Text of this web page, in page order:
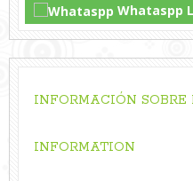
Whataspp
INFORMACIÓN
INFORMATION